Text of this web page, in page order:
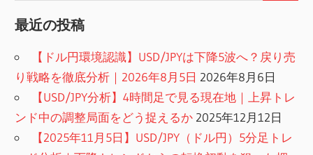
最近の投稿
【ドル円環境認識】USD/JPYは下降5波へ？戻り売
り戦略を徹底分析｜2026年8月5日 2026年8月6日
【USD/JPY分析】4時間足で見る現在地｜上昇トレ
ンド中の調整局面をどう捉えるか 2025年12月12日
【2025年11月5日】USD/JPY（ドル円）5分足トレ